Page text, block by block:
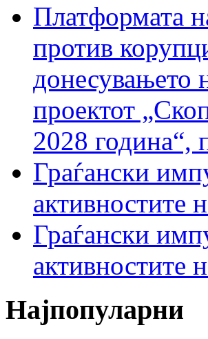
Платформата
против
донесувањето
проектот
2028 година“,
Граѓански
активностите
Граѓански
активностите
Најпопуларни